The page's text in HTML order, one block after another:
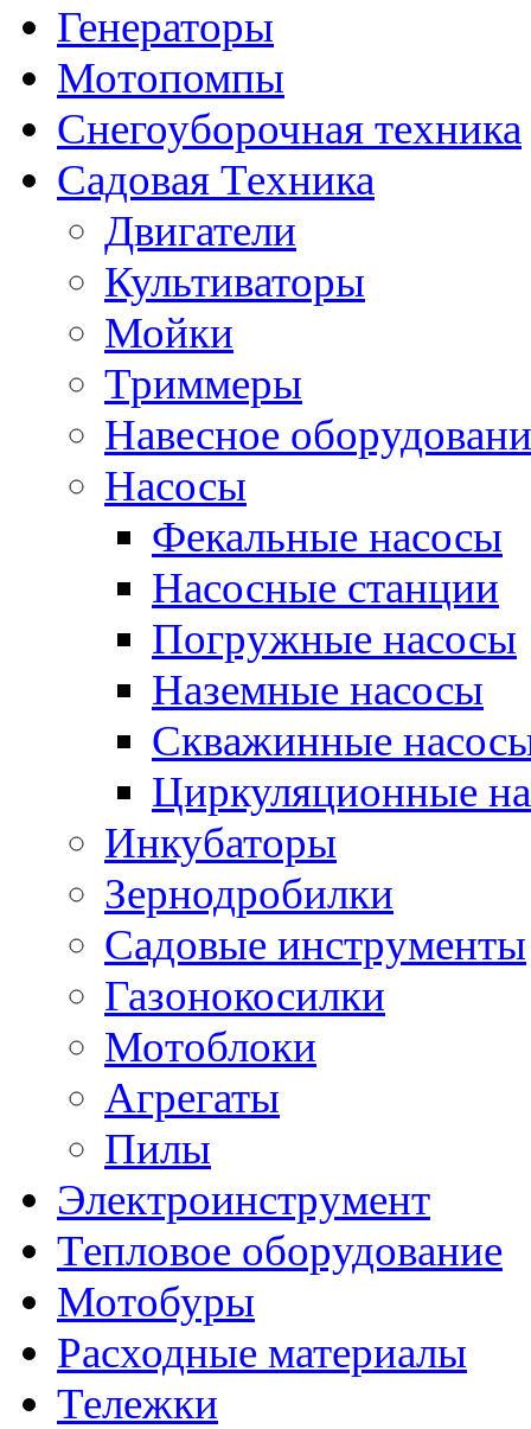
Генераторы
Мотопомпы
Снегоуборочная техника
Садовая Техника
Двигатели
Культиваторы
Мойки
Триммеры
Навесное
Насосы
Фекальные насосы
Насосные станции
Погружные насосы
Наземные насосы
Скважинные
Циркуляционные
Инкубаторы
Зернодробилки
Садовые инструменты
Газонокосилки
Мотоблоки
Агрегаты
Пилы
Электроинструмент
Тепловое оборудование
Мотобуры
Расходные материалы
Тележки